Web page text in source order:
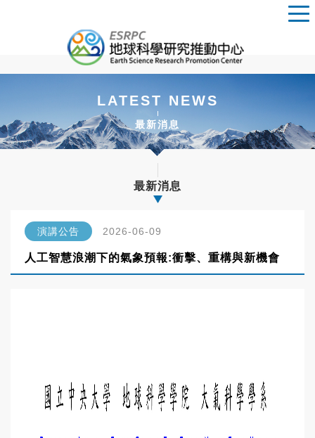
LATEST NEWS
最新消息
最新消息
演講公告 2026-06-09
人工智慧浪潮下的氣象預報:衝擊、重構與新機會